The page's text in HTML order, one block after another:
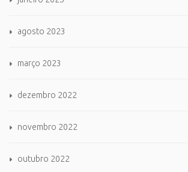
agosto 2023
março 2023
dezembro 2022
novembro 2022
outubro 2022